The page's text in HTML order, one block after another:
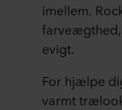
imellem.
farveægthed,
evigt.
For hjælpe
varmt